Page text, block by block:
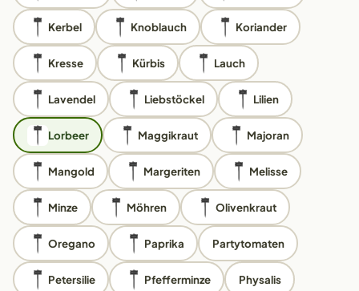
Kerbel Knoblauch Koriander
Kresse Kürbis Lauch
Lavendel Liebstöckel Lilien
Lorbeer Maggikraut Majoran
Mangold Margeriten Melisse
Minze Möhren Olivenkraut
Oregano Paprika Partytomaten
Petersilie Pfefferminze Physalis